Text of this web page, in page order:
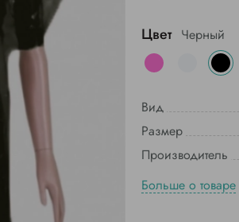
Цвет Черный
Вид
Размер
Производитель
Больше о товаре